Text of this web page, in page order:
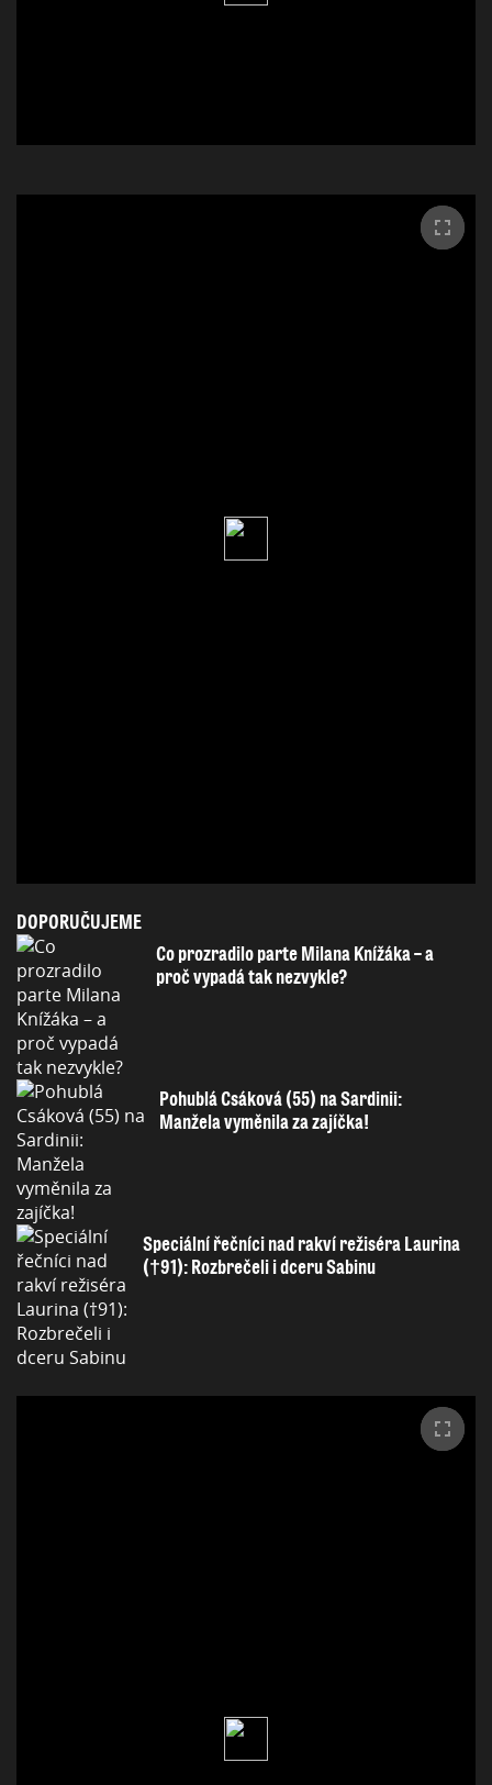
DOPORUČUJEME
Co prozradilo parte Milana Knížáka – a
proč vypadá tak nezvykle?
Pohublá Csáková (55) na Sardinii:
Manžela vyměnila za zajíčka!
Speciální řečníci nad rakví režiséra Laurina
(†91): Rozbrečeli i dceru Sabinu